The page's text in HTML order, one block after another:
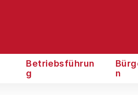
Betriebsführun
g
n